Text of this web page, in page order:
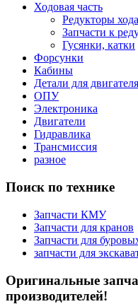
Ходовая часть
Редукторы хода
Запчасти к
Гусянки, катки
Форсунки
Кабины
Детали для двигателя
ОПУ
Электроника
Двигатели
Гидравлика
Трансмиссия
разное
Поиск по технике
Запчасти КМУ
Запчасти для кранов
Запчасти для
запчасти для
Оригинальные
производителей!